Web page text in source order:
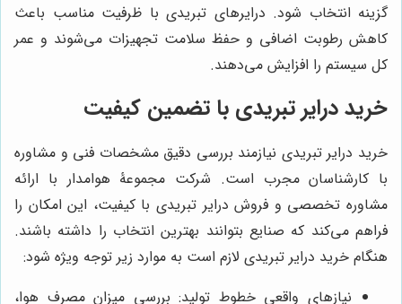
گزینه انتخاب شود. درایرهای تبریدی با ظرفیت مناسب باعث
کاهش رطوبت اضافی و حفظ سلامت تجهیزات می‌شوند و عمر
کل سیستم را افزایش می‌دهند.
خرید درایر تبریدی با تضمین کیفیت
خرید درایر تبریدی نیازمند بررسی دقیق مشخصات فنی و مشاوره
با کارشناسان مجرب است. شرکت مجموعۀ هوامدار با ارائه
مشاوره تخصصی و فروش درایر تبریدی با کیفیت، این امکان را
فراهم می‌کند که صنایع بتوانند بهترین انتخاب را داشته باشند.
هنگام خرید درایر تبریدی لازم است به موارد زیر توجه ویژه شود:
نیازهای واقعی خطوط تولید: بررسی میزان مصرف هوا،